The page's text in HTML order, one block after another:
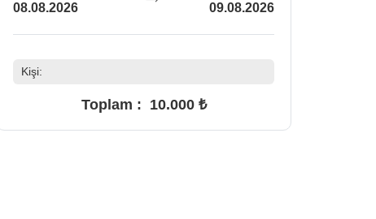
08.08.2026 09.08.2026
Kişi:
Toplam : 10.000 ₺